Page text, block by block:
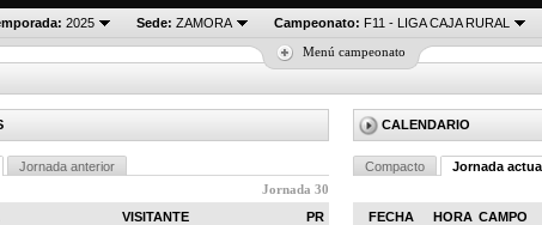
2025 Sede: ZAMORA Campeonato: F11 - LIGA CAJA RURAL
Menú campeonato
Jornada anterior
Jornada 30
VISITANTE PR
CALENDARIO
Compacto Jornada
FECHA
HORA CAMPO